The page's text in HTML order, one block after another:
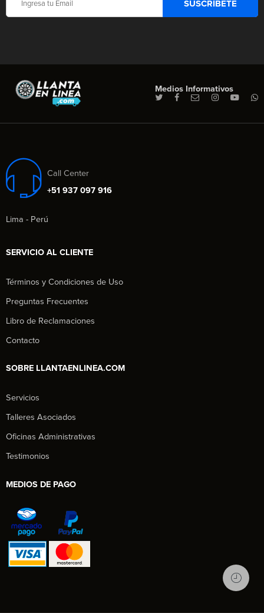
Medios Informativos
Call Center
+51 937 097 916
Lima - Perú
SERVICIO AL CLIENTE
Términos y Condiciones de Uso
Preguntas Frecuentes
Libro de Reclamaciones
Contacto
SOBRE LLANTAENLINEA.COM
Servicios
Talleres Asociados
Oficinas Administrativas
Testimonios
MEDIOS DE PAGO